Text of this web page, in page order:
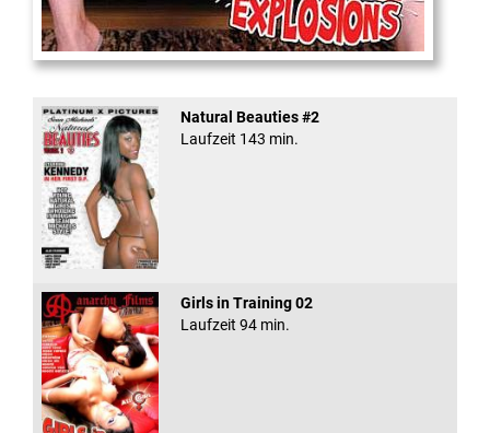
Internal Explosionen
Natural Beauties #2
Laufzeit 143 min.
Girls in Training 02
Laufzeit 94 min.